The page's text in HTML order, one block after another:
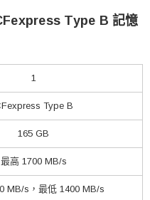
Type B 記憶
1
Type B
165 GB
最高 1700 MB/s
MB/s，最低 1400 MB/s